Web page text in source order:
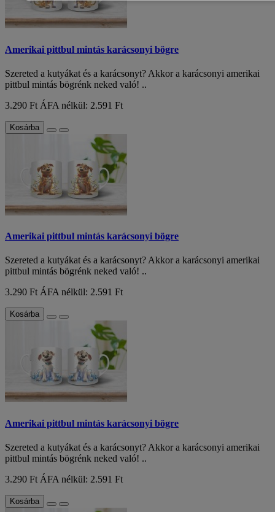
Amerikai pittbul mintás karácsonyi bögre
Szereted a kutyákat és a karácsonyt? Akkor a karácsonyi amerikai
pittbul mintás bögrénk neked való! ..
3.290 Ft ÁFA nélkül: 2.591 Ft
Kosárba
Amerikai pittbul mintás karácsonyi bögre
Szereted a kutyákat és a karácsonyt? Akkor a karácsonyi amerikai
pittbul mintás bögrénk neked való! ..
3.290 FtÁFA nélkül: 2.591 Ft
Kosárba
Amerikai pittbul mintás karácsonyi bögre
Szereted a kutyákat és a karácsonyt? Akkor a karácsonyi amerikai
pittbul mintás bögrénk neked való! ..
3.290 Ft ÁFA nélkül: 2.591 Ft
Kosárba